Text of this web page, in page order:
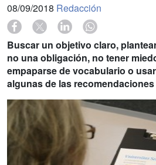
08/09/2018 Redacción
Buscar un objetivo claro,
no una obligación, no tener
empaparse de vocabulario o
algunas de las